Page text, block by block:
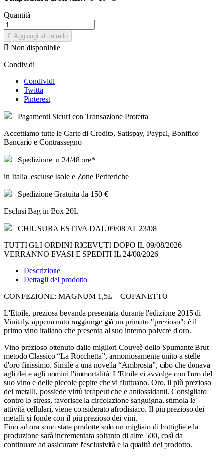
Quantità
 Aggiungi al carrello
 Non disponibile
Condividi
Condividi
Twitta
Pinterest
Pagamenti Sicuri con Transazione Protetta
Accettiamo tutte le Carte di Credito, Satispay, Paypal, Bonifico
Bancario e Contrassegno
Spedizione in 24/48 ore*
in Italia, escluse Isole e Zone Periferiche
Spedizione Gratuita da 150 €
Esclusi Bag in Box 20L
CHIUSURA ESTIVA DAL 09/08 AL 23/08
TUTTI GLI ORDINI RICEVUTI DOPO IL 09/08/2026
VERRANNO EVASI E SPEDITI IL 24/08/2026
Descrizione
Dettagli del prodotto
CONFEZIONE: MAGNUM 1,5L + COFANETTO
L'Etoile, preziosa bevanda presentata durante l'edizione 2015 di
Vinitaly, appena nato raggiunge già un primato "prezioso": è il
primo vino italiano che presenta al suo interno polvere d'oro.
Vino prezioso ottenuto dalle migliori Couveè dello Spumante Brut
metodo Classico “La Rocchetta”, armoniosamente unito a stelle
d'oro finissimo. Simile a una novella “Ambrosia”, cibo che donava
agli dei e agli uomini l'immortalità. L'Etoile vi avvolge con l'oro del
suo vino e delle piccole pepite che vi fluttuano. Oro, il più prezioso
dei metalli, possiede virtù terapeutiche e antiossidanti. Consigliato
contro lo stress, favorisce la circolazione sanguigna, stimola le
attività cellulari, viene considerato afrodisiaco. Il più prezioso dei
metalli si fonde con il più prezioso dei vini.
Fino ad ora sono state prodotte solo un migliaio di bottiglie e la
produzione sarà incrementata soltanto di altre 500, così da
continuare ad assicurare l'esclusività e la qualità del prodotto.